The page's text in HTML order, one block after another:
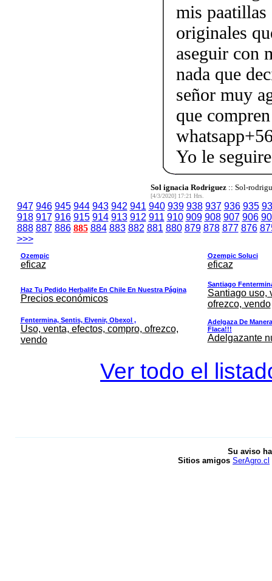
mis paatillas
originales
aseguir con
nada que
señor muy
que
Yo le
Sol ignacia Rodriguez:: Sol-
[4/3/2020] 17:21 Hrs.
947 946 945 944 943 942 941 940 939 938 937 936 935
918 917 916 915 914 913 912 911 910 909 908 907 906
888 887 886 885 884 883 882 881 880 879 878 877 876
>>>
Ozempic
eficaz
Ozempic Soluci
eficaz
Haz Tu Pedido Herbalife En Chile En Nuestra Página
Precios económicos
Santiago
Santiago uso,
ofrezco, vendo
Fentermina, Sentis, Elvenir, Obexol ,
Uso, venta, efectos, compro, ofrezco,
vendo
Adelgaza De
Flaca!!!
Adelgazante
Ver todo el
Su aviso
Sitios amigos SerAgro.cl